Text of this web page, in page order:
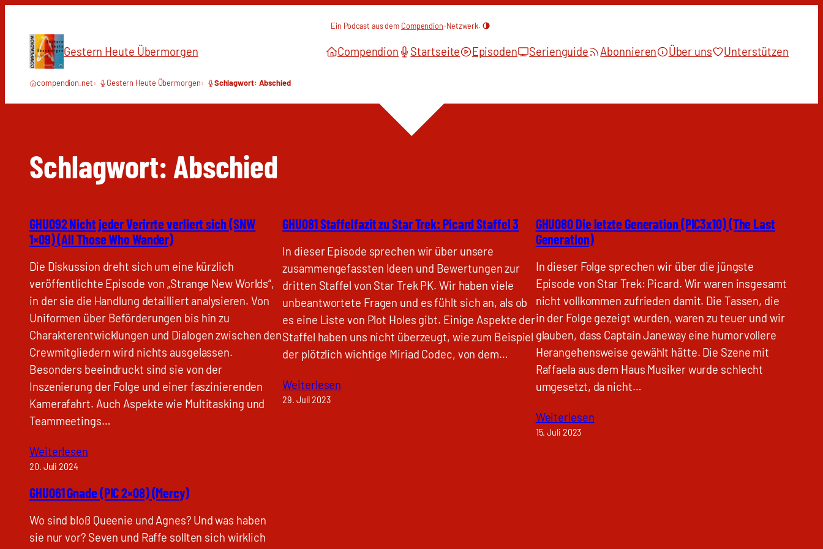
springen
Ein Podcast aus dem Compendion-Netzwerk.
Gestern Heute Übermorgen Compendion Startseite Episoden Serienguide Abonnieren Über uns Unterstützen
compendion.net Gestern Heute Übermorgen Schlagwort: Abschied
Schlagwort: Abschied
GHU092 Nicht jeder Verirrte verliert sich (SNW
1×09) (All Those Who Wander)
Die Diskussion dreht sich um eine kürzlich
veröffentlichte Episode von „Strange New Worlds“,
in der sie die Handlung detailliert analysieren. Von
Uniformen über Beförderungen bis hin zu
Charakterentwicklungen und Dialogen zwischen den
Crewmitgliedern wird nichts ausgelassen.
Besonders beeindruckt sind sie von der
Inszenierung der Folge und einer faszinierenden
Kamerafahrt. Auch Aspekte wie Multitasking und
Teammeetings…
Weiterlesen
20. Juli 2024
GHU081 Staffelfazit zu Star Trek: Picard Staffel 3
In dieser Episode sprechen wir über unsere
zusammengefassten Ideen und Bewertungen zur
dritten Staffel von Star Trek PK. Wir haben viele
unbeantwortete Fragen und es fühlt sich an, als ob
es eine Liste von Plot Holes gibt. Einige Aspekte der
Staffel haben uns nicht überzeugt, wie zum Beispiel
der plötzlich wichtige Miriad Codec, von dem…
Weiterlesen
29. Juli 2023
GHU080 Die letzte Generation (PIC3x10) (The Last
Generation)
In dieser Folge sprechen wir über die jüngste
Episode von Star Trek: Picard. Wir waren insgesamt
nicht vollkommen zufrieden damit. Die Tassen, die
in der Folge gezeigt wurden, waren zu teuer und wir
glauben, dass Captain Janeway eine humorvollere
Herangehensweise gewählt hätte. Die Szene mit
Raffaela aus dem Haus Musiker wurde schlecht
umgesetzt, da nicht…
Weiterlesen
15. Juli 2023
GHU061 Gnade (PIC 2×08) (Mercy)
Wo sind bloß Queenie und Agnes? Und was haben
sie nur vor? Seven und Raffe sollten sich wirklich